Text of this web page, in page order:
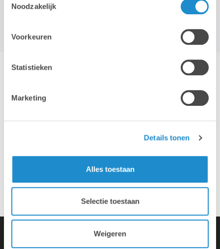
Noodzakelijk
Voorkeuren
Statistieken
Marketing
Details tonen
Alles toestaan
Selectie toestaan
Weigeren
Propre service de réparation
Reprise d'appareil ancien